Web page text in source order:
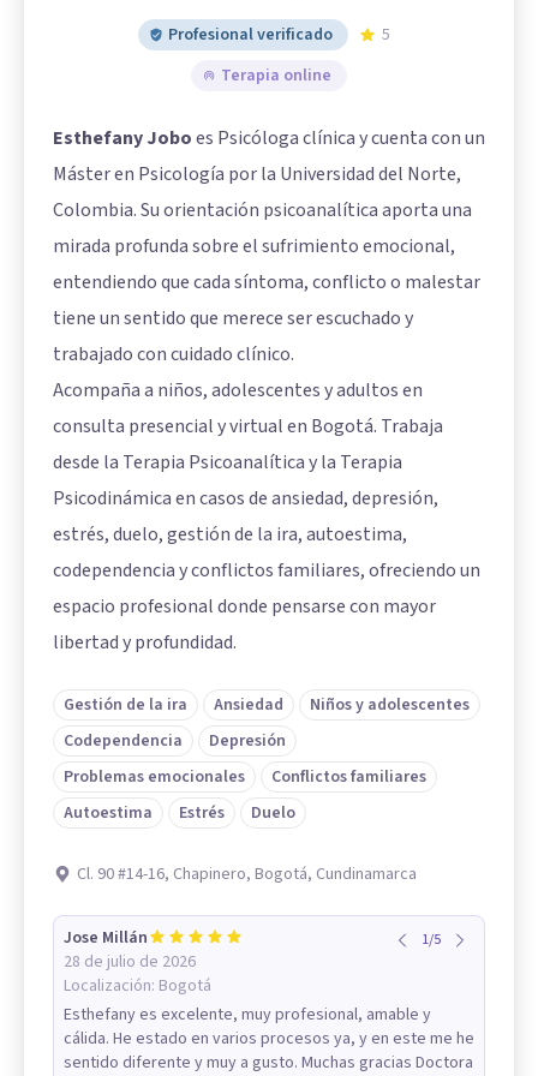
Profesional verificado
5
Terapia online
Esthefany Joboes Psicóloga clínica y cuenta con un
Máster en Psicología por la Universidad del Norte,
Colombia. Su orientación psicoanalítica aporta una
mirada profunda sobre el sufrimiento emocional,
entendiendo que cada síntoma, conflicto o malestar
tiene un sentido que merece ser escuchado y
trabajado con cuidado clínico.
Acompaña a niños, adolescentes y adultos en
consulta presencial y virtual en Bogotá. Trabaja
desde la Terapia Psicoanalítica y la Terapia
Psicodinámica en casos de ansiedad, depresión,
estrés, duelo, gestión de la ira, autoestima,
codependencia y conflictos familiares, ofreciendo un
espacio profesional donde pensarse con mayor
libertad y profundidad.
Gestión de la ira Ansiedad
Niños y adolescentes
Codependencia
Depresión
Problemas emocionales
Conflictos familiares
Autoestima
Estrés Duelo
Cl. 90 #14-16, Chapinero, Bogotá, Cundinamarca
Jose Millán
28 de julio de 2026
Localización: Bogotá
1/5
Esthefany es excelente, muy profesional, amable y
cálida. He estado en varios procesos ya, y en este me he
sentido diferente y muy a gusto. Muchas gracias Doctora